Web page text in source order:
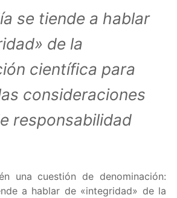
se tiende a hablar
de la
científica para
consideraciones
responsabilidad
una cuestión de denominación:
a hablar de «integridad» de la